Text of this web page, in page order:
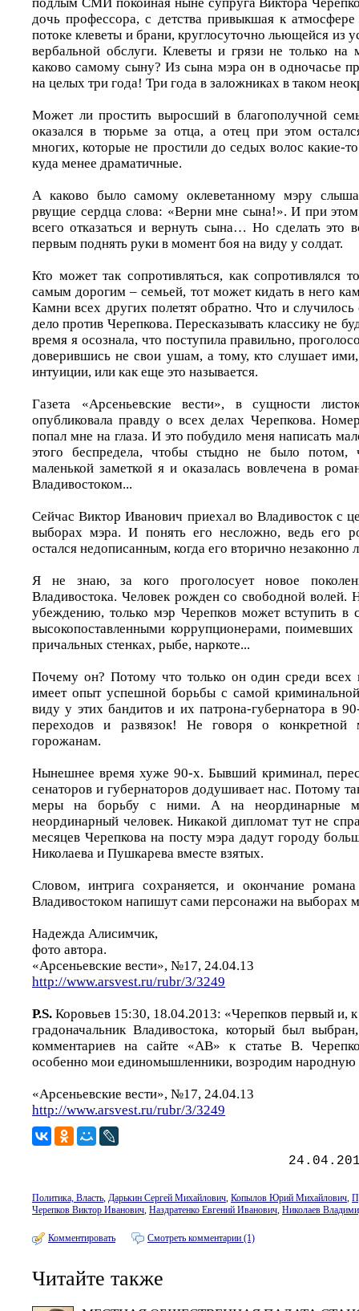
дочь профессора, с детства привыкшая к атмосфере
потоке клеветы и брани, круглосуточно льющейся из
вербальной обслуги. Клеветы и грязи не только
каково самому сыну? Из сына мэра он в одночасье
на целых три года! Три года в заложниках в таком
Может ли простить выросший в благополучной
оказался в тюрьме за отца, а отец при этом
многих, которые не простили до седых волос какие-
куда менее драматичные.
А каково было самому оклеветанному мэру
рвущие сердца слова: «Верни мне сына!». И при
всего отказаться и вернуть сына… Но сделать это
первым поднять руки в момент боя на виду у солдат.
Кто может так сопротивляться, как сопротивлялся
самым дорогим – семьей, тот может кидать в него
Камни всех других полетят обратно. Что и
дело против Черепкова. Пересказывать классику не
время я осознала, что поступила правильно,
доверившись не свои ушам, а тому, кто слушает
интуиции, или как еще это называется.
Газета «Арсеньевские вести», в сущности
опубликовала правду о всех делах Черепкова.
попал мне на глаза. И это побудило меня написать
этого беспредела, чтобы стыдно не было потом,
маленькой заметкой я и оказалась вовлечена в
Владивостоком...
Сейчас Виктор Иванович приехал во Владивосток с
выборах мэра. И понять его несложно, ведь его
остался недописанным, когда его вторично незаконно
Я не знаю, за кого проголосует новое
Владивостока. Человек рожден со свободной волей.
убеждению, только мэр Черепков может вступить в
высокопоставленными коррупционерами, поимевших
причальных стенках, рыбе, наркоте...
Почему он? Потому что только он один среди всех
имеет опыт успешной борьбы с самой
виду у этих бандитов и их патрона-губернатора в
переходов и развязок! Не говоря о конкретной
горожанам.
Нынешнее время хуже 90-х. Бывший криминал,
сенаторов и губернаторов додушивает нас. Потому
меры на борьбу с ними. А на неординарные
неординарный человек. Никакой дипломат тут не
месяцев Черепкова на посту мэра дадут городу
Николаева и Пушкарева вместе взятых.
Словом, интрига сохраняется, и окончание
Владивостоком напишут сами персонажи на выборах
Надежда Алисимчик,
фото автора.
«Арсеньевские вести», №17, 24.04.13
http://www.arsvest.ru/rubr/3/3249
P.S. Коровьев 15:30, 18.04.2013: «Черепков первый и,
градоначальник Владивостока, который был
комментариев на сайте «АВ» к статье В.
особенно мои единомышленники, возродим народную
«Арсеньевские вести», №17, 24.04.13
http://www.arsvest.ru/rubr/3/3249
Политика, Власть, Дарькин Сергей Михайлович, Копылов Юрий Михайлович,
Черепков Виктор Иванович, Наздратенко Евгений Иванович, Николаев
Комментировать Смотреть комментарии (1)
Читайте также